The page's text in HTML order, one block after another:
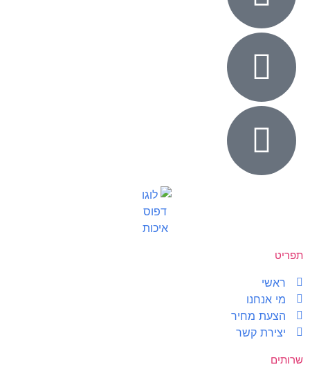
תפריט
ראשי
מי אנחנו
הצעת מחיר
יצירת קשר
שרותים